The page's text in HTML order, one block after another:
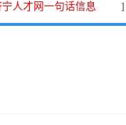
人才网一句话信息 ]